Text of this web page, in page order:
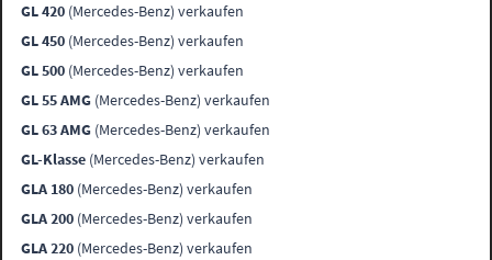
GL 420 (Mercedes-Benz) verkaufen
GL 450 (Mercedes-Benz) verkaufen
GL 500 (Mercedes-Benz) verkaufen
GL 55 AMG (Mercedes-Benz) verkaufen
GL 63 AMG (Mercedes-Benz) verkaufen
GL-Klasse (Mercedes-Benz) verkaufen
GLA 180 (Mercedes-Benz) verkaufen
GLA 200 (Mercedes-Benz) verkaufen
GLA 220 (Mercedes-Benz) verkaufen